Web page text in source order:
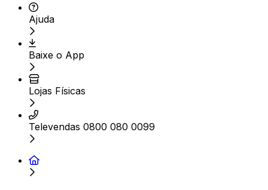
Ajuda
Baixe o App
Lojas Físicas
Televendas 0800 080 0099